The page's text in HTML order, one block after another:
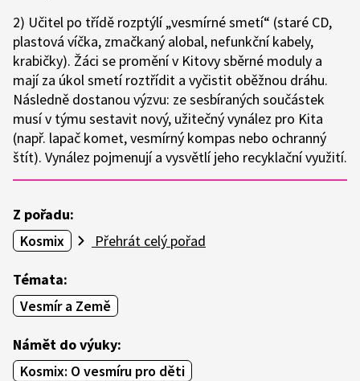
2) Učitel po třídě rozptýlí „vesmírné smetí“ (staré CD,
plastová víčka, zmačkaný alobal, nefunkční kabely,
krabičky). Žáci se promění v Kitovy sběrné moduly a
mají za úkol smetí roztřídit a vyčistit oběžnou dráhu.
Následně dostanou výzvu: ze sesbíraných součástek
musí v týmu sestavit nový, užitečný vynález pro Kita
(např. lapač komet, vesmírný kompas nebo ochranný
štít). Vynález pojmenují a vysvětlí jeho recyklační využití.
Z pořadu:
Kosmix
Přehrát celý pořad
Témata:
Vesmír a Země
Námět do výuky:
Kosmix: O vesmíru pro děti